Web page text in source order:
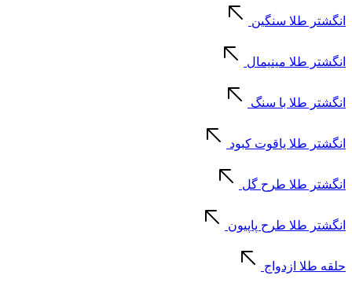
انگشتر طلا سنگین
انگشتر طلا مینیمال
انگشتر طلا با سنگ
انگشتر طلا یاقوت کبود
انگشتر طلا طرح گل
انگشتر طلا طرح پاپیون
حلقه طلا ازدواج